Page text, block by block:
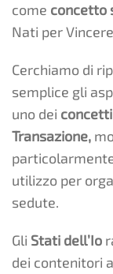
come concetto
Nati per
Cerchiamo di
semplice gli
uno dei concetti
Transazione,
utilizzo per
sedute.
Gli Stati dell’Io
dei contenitori